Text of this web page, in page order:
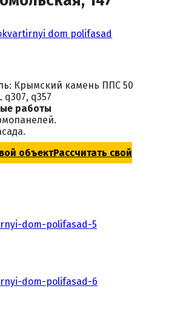
Крымский камень ППС 50
q307, q357
работы
объектРассчитать свой